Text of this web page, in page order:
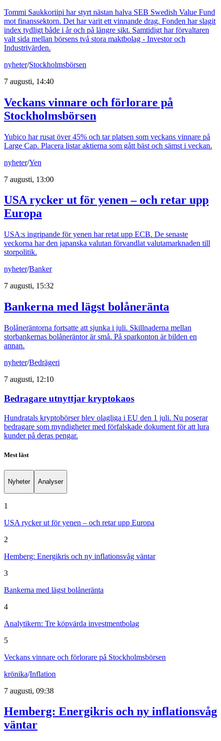
Tommi Saukkoriipi har styrt nästan halva SEB Swedish Value Fund
mot finanssektorn. Det har varit ett vinnande drag. Fonden har slagit
index tydligt både i år och på längre sikt. Samtidigt har förvaltaren
valt sida mellan börsens två stora maktbolag - Investor och
Industrivärden.
nyheter/Stockholmsbörsen
7 augusti, 14:40
Veckans vinnare och förlorare på
Stockholmsbörsen
Yubico har rusat över 45% och tar platsen som veckans vinnare på
Large Cap. Placera listar aktierna som gått bäst och sämst i veckan.
nyheter/Yen
7 augusti, 13:00
USA rycker ut för yenen – och retar upp
Europa
USA:s ingripande för yenen har retat upp ECB. De senaste
veckorna har den japanska valutan förvandlat valutamarknaden till
storpolitik.
nyheter/Banker
7 augusti, 15:32
Bankerna med lägst bolåneränta
Bolåneräntorna fortsatte att sjunka i juli. Skillnaderna mellan
storbankernas bolåneräntor är små. På sparkonton är bilden en
annan.
nyheter/Bedrägeri
7 augusti, 12:10
Bedragare utnyttjar kryptokaos
Hundratals kryptobörser blev olagliga i EU den 1 juli. Nu poserar
bedragare som myndigheter med förfalskade dokument för att lura
kunder på deras pengar.
Mest läst
Nyheter Analyser
1
USA rycker ut för yenen – och retar upp Europa
2
Hemberg: Energikris och ny inflationsvåg väntar
3
Bankerna med lägst bolåneränta
4
Analytikern: Tre köpvärda investmentbolag
5
Veckans vinnare och förlorare på Stockholmsbörsen
krönika/Inflation
7 augusti, 09:38
Hemberg: Energikris och ny inflationsvåg
väntar